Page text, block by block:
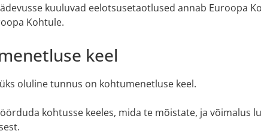
kuuluvad eelotsusetaotlused annab Euroopa
Kohtule.
keel
oluline tunnus on kohtumenetluse keel.
kohtusse keeles, mida te mõistate, ja võimalus